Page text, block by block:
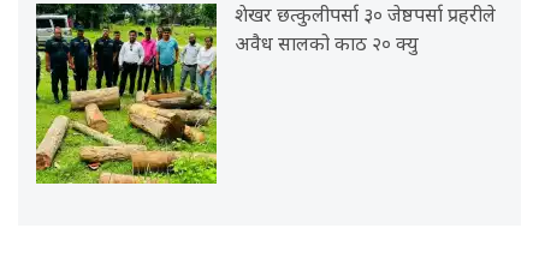
शेखर छत्कुलीपर्सा ३० जेष्ठपर्सा प्रहरीले
अवैध सालको काठ २० क्यु